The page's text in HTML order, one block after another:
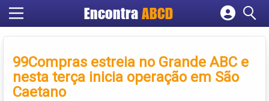
EncontraABCD
Cadastrar empresa
Criar conta
99Compras estreia no Grande ABC e
nesta terça inicia operação em São
Caetano